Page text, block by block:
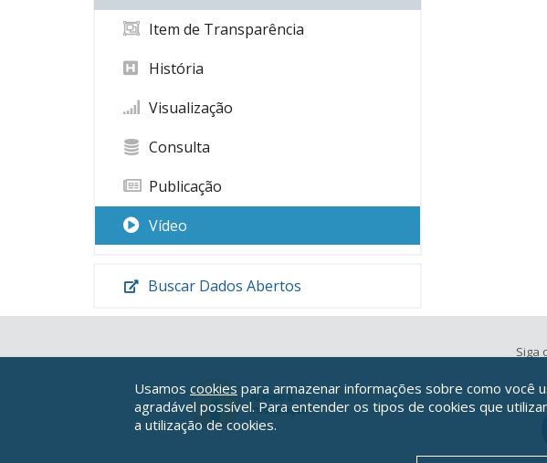
Item de Transparência
História
Visualização
Consulta
Publicação
Vídeo
Buscar Dados Abertos
Siga
Usamos cookies para armazenar informações sobre como você
agradável possível. Para entender os tipos de cookies que
a utilização de cookies.